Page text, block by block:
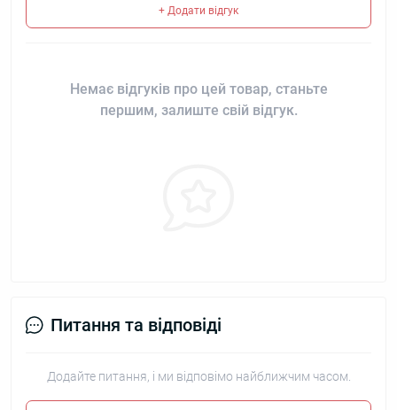
+ Додати відгук
Немає відгуків про цей товар, станьте
першим, залиште свій відгук.
Питання та відповіді
Додайте питання, і ми відповімо найближчим часом.